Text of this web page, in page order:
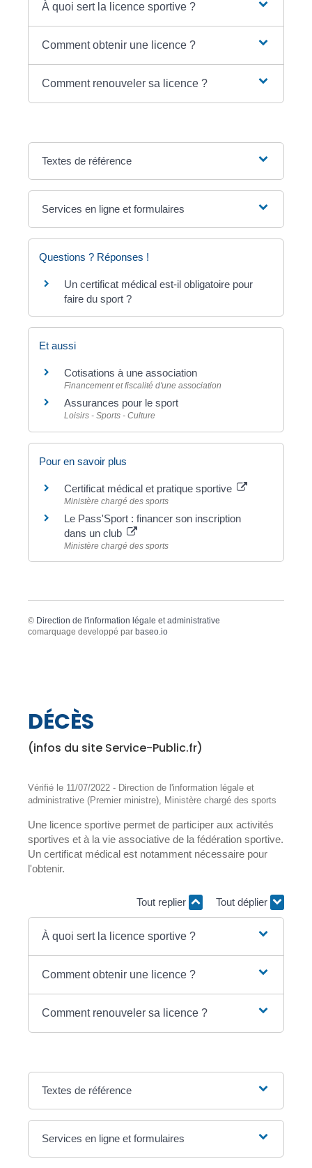
À quoi sert la licence sportive ?
Comment obtenir une licence ?
Comment renouveler sa licence ?
Textes de référence
Services en ligne et formulaires
Questions ? Réponses !
Un certificat médical est-il obligatoire pour
faire du sport ?
Et aussi
Cotisations à une association
Financement et fiscalité d'une association
Assurances pour le sport
Loisirs - Sports - Culture
Pour en savoir plus
Certificat médical et pratique sportive
Ministère chargé des sports
Le Pass'Sport : financer son inscription
dans un club
Ministère chargé des sports
© Direction de l'information légale et administrative
comarquage developpé par baseo.io
DÉCÈS
(infos du site Service-Public.fr)
Vérifié le 11/07/2022 - Direction de l'information légale et
administrative (Premier ministre), Ministère chargé des sports
Une licence sportive permet de participer aux activités
sportives et à la vie associative de la fédération sportive.
Un certificat médical est notamment nécessaire pour
l'obtenir.
Tout replier Tout déplier
À quoi sert la licence sportive ?
Comment obtenir une licence ?
Comment renouveler sa licence ?
Textes de référence
Services en ligne et formulaires